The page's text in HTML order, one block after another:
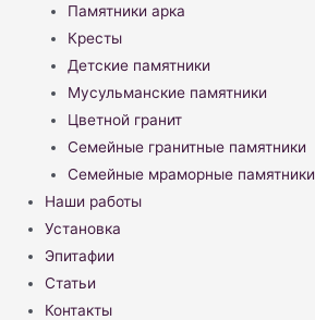
Памятники арка
Кресты
Детские памятники
Мусульманские памятники
Цветной гранит
Семейные гранитные памятники
Семейные мраморные памятники
Наши работы
Установка
Эпитафии
Статьи
Контакты